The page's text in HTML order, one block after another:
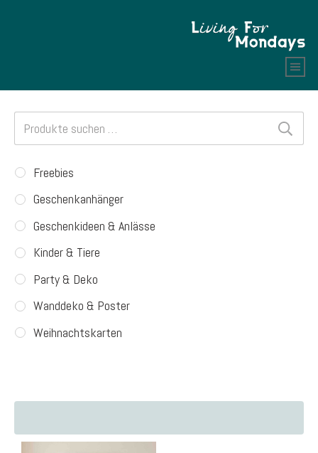
Suchen
nach:
Freebies
Geschenkanhänger
Geschenkideen & Anlässe
Kinder & Tiere
Party & Deko
Wanddeko & Poster
Weihnachtskarten